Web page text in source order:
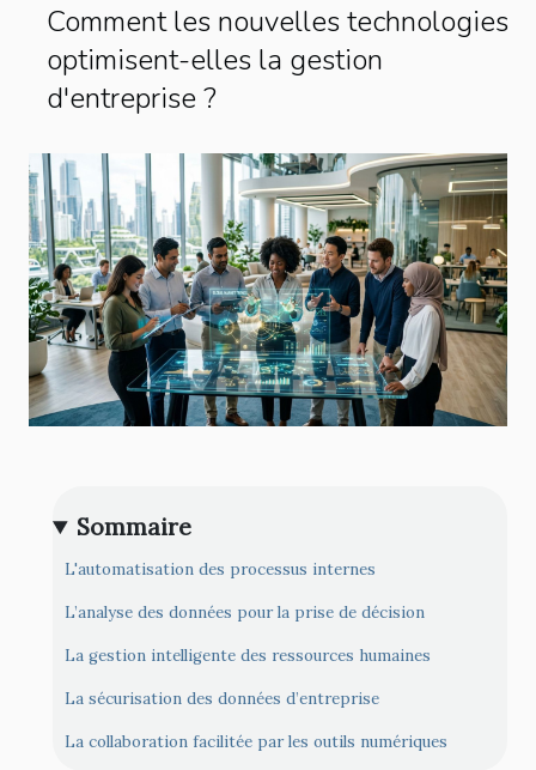
Comment les nouvelles technologies
optimisent-elles la gestion
d'entreprise ?
Sommaire
L'automatisation des processus internes
L’analyse des données pour la prise de décision
La gestion intelligente des ressources humaines
La sécurisation des données d’entreprise
La collaboration facilitée par les outils numériques